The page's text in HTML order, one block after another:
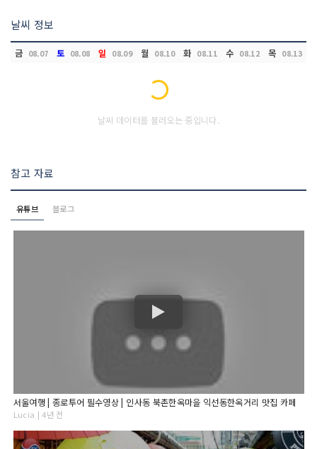
날씨 정보
금 08.07 토 08.08 일 08.09 월 08.10 화 08.11 수 08.12 목 08.13
Loading...
날씨 데이터를 불러오는 중입니다.
참고 자료
유튜브 블로그
서울여행 | 종로투어 필수영상 | 인사동 북촌한옥마을 익선동한옥거리 맛집 카페
Lucia | 4년 전